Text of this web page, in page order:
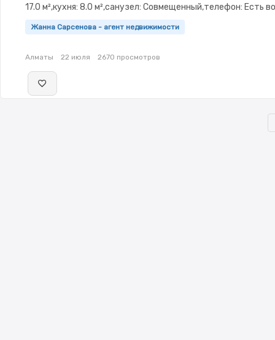
17.0 м²,кухня: 8.0 м²,санузел: Совмещенный,телефон: Есть
подключения,интернет: Проводной,Полностью
меблирована,паркинг: Рядом охраняемая стоянка,Решетки
Жанна Сарсенова - агент недвижимости
Алматы 22 июля 2670 просмотров